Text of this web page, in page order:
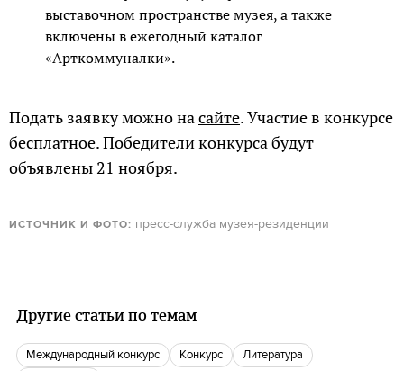
выставочном пространстве музея, а также
включены в ежегодный каталог
«Арткоммуналки».
Подать заявку можно насайте. Участие в конкурсе
бесплатное. Победители конкурса будут
объявлены 21 ноября.
ИСТОЧНИК И ФОТО: пресс-служба музея-резиденции
Другие статьи по темам
международный конкурс конкурс
литература